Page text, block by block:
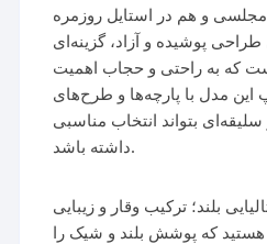
و هم در استایل روزمره
طراحی پوشیده و آزاد، گزینه‌ای
که به راحتی و حجاب اهمیت
مدل با پارچه‌ها و طرح‌های
بتواند انتخاب مناسبی
داشته باشد.
بلند؛ ترکیب وقار و زیبایی
هستید که پوشش بلند و شیک را